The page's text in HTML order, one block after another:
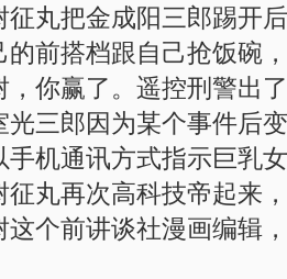
征丸把金成阳三郎踢开
的前搭档跟自己抢饭碗
，你赢了。遥控刑警出
光三郎因为某个事件后
手机通讯方式指示巨乳
征丸再次高科技帝起来
这个前讲谈社漫画编辑